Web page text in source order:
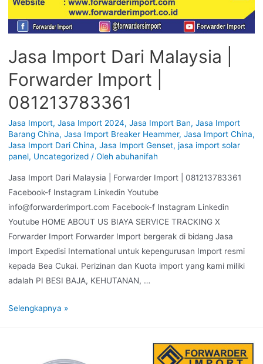
Jasa Import Dari Malaysia |
Forwarder Import |
081213783361
Jasa Import, Jasa Import 2024, Jasa Import Ban, Jasa Import
Barang China, Jasa Import Breaker Heammer, Jasa Import China,
Jasa Import Dari China, Jasa Import Genset, jasa import solar
panel, Uncategorized/ Oleh abuhanifah
Jasa Import Dari Malaysia | Forwarder Import | 081213783361
Facebook-f Instagram Linkedin Youtube
info@forwarderimport.com Facebook-f Instagram Linkedin
Youtube HOME ABOUT US BIAYA SERVICE TRACKING X
Forwarder Import Forwarder Import bergerak di bidang Jasa
Import Expedisi International untuk kepengurusan Import resmi
kepada Bea Cukai. Perizinan dan Kuota import yang kami miliki
adalah PI BESI BAJA, KEHUTANAN, …
Selengkapnya »